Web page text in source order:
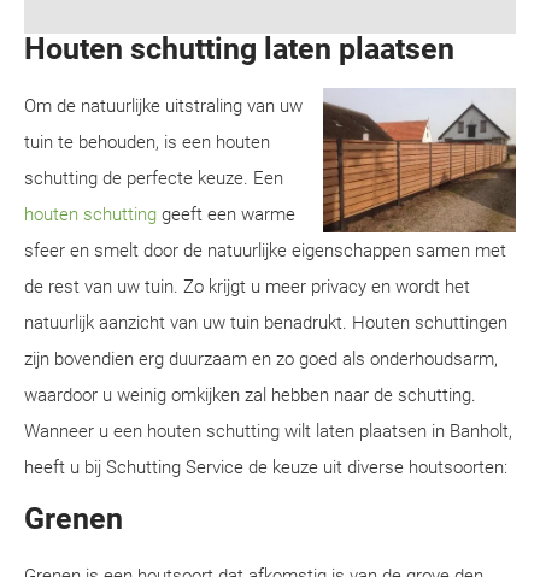
Houten schutting laten plaatsen
Om de natuurlijke uitstraling van uw
tuin te behouden, is een houten
schutting de perfecte keuze. Een
houten schutting geeft een warme
sfeer en smelt door de natuurlijke eigenschappen samen met
de rest van uw tuin. Zo krijgt u meer privacy en wordt het
natuurlijk aanzicht van uw tuin benadrukt. Houten schuttingen
zijn bovendien erg duurzaam en zo goed als onderhoudsarm,
waardoor u weinig omkijken zal hebben naar de schutting.
Wanneer u een houten schutting wilt laten plaatsen in Banholt,
heeft u bij Schutting Service de keuze uit diverse houtsoorten:
Grenen